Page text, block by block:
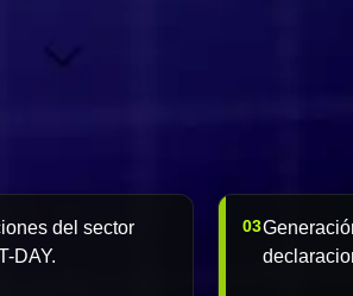
del sector
DAY.
03